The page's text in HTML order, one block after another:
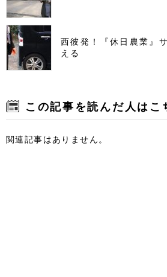
西彼発！『休日農業』
える
この記事を読んだ人は
関連記事はありません。